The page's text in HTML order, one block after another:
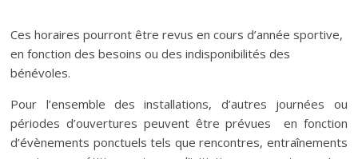
Ces horaires pourront être revus en cours d’année sportive,
en fonction des besoins ou des indisponibilités des
bénévoles.
Pour l’ensemble des installations, d’autres journées ou
périodes d’ouvertures peuvent être prévues en fonction
d’évènements ponctuels tels que rencontres, entraînements